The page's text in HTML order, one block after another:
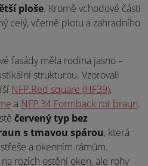
ploše. Kromě vchodové části
celý, včetně plotu a zahradního
fasády měla rodina jasno –
strukturou. Vzorovali
NFP.Red square (HF39),
a NFP.34 Formback rot braun.
červený typ bez
s tmavou spárou, která
a okenním rámům.
rozích ostění oken, ale rohy